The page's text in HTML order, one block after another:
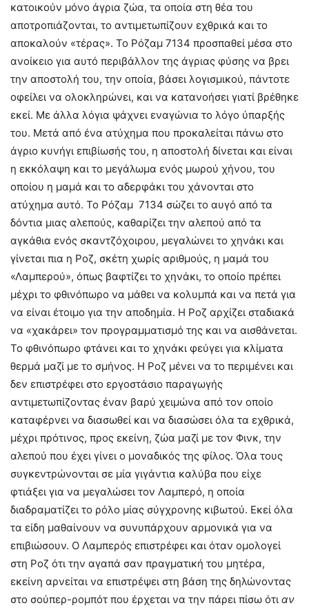
κατοικούν μόνο άγρια ζώα, τα οποία στη θέα του
αποτροπιάζονται, το αντιμετωπίζουν εχθρικά και το
αποκαλούν «τέρας». Το Ρόζαμ 7134 προσπαθεί μέσα στο
ανοίκειο για αυτό περιβάλλον της άγριας φύσης να βρει
την αποστολή του, την οποία, βάσει λογισμικού, πάντοτε
οφείλει να ολοκληρώνει, και να κατανοήσει γιατί βρέθηκε
εκεί. Με άλλα λόγια ψάχνει εναγώνια το λόγο ύπαρξής
του. Μετά από ένα ατύχημα που προκαλείται πάνω στο
άγριο κυνήγι επιβίωσής του, η αποστολή δίνεται και είναι
η εκκόλαψη και το μεγάλωμα ενός μωρού χήνου, του
οποίου η μαμά και το αδερφάκι του χάνονται στο
ατύχημα αυτό. Το Ρόζαμ 7134 σώζει το αυγό από τα
δόντια μιας αλεπούς, καθαρίζει την αλεπού από τα
αγκάθια ενός σκαντζόχοιρου, μεγαλώνει το χηνάκι και
γίνεται πια η Ροζ, σκέτη χωρίς αριθμούς, η μαμά του
«Λαμπερού», όπως βαφτίζει το χηνάκι, το οποίο πρέπει
μέχρι το φθινόπωρο να μάθει να κολυμπά και να πετά για
να είναι έτοιμο για την αποδημία. Η Ροζ αρχίζει σταδιακά
να «χακάρει» τον προγραμματισμό της και να αισθάνεται.
Το φθινόπωρο φτάνει και το χηνάκι φεύγει για κλίματα
θερμά μαζί με το σμήνος. Η Ροζ μένει να το περιμένει και
δεν επιστρέφει στο εργοστάσιο παραγωγής
αντιμετωπίζοντας έναν βαρύ χειμώνα από τον οποίο
καταφέρνει να διασωθεί και να διασώσει όλα τα εχθρικά,
μέχρι πρότινος, προς εκείνη, ζώα μαζί με τον Φινκ, την
αλεπού που έχει γίνει ο μοναδικός της φίλος. Όλα τους
συγκεντρώνονται σε μία γιγάντια καλύβα που είχε
φτιάξει για να μεγαλώσει τον Λαμπερό, η οποία
διαδραματίζει το ρόλο μίας σύγχρονης κιβωτού. Εκεί όλα
τα είδη μαθαίνουν να συνυπάρχουν αρμονικά για να
επιβιώσουν. Ο Λαμπερός επιστρέφει και όταν ομολογεί
στη Ροζ ότι την αγαπά σαν πραγματική του μητέρα,
εκείνη αρνείται να επιστρέψει στη βάση της δηλώνοντας
στο σούπερ-ρομπότ που έρχεται να την πάρει πίσω ότι αν